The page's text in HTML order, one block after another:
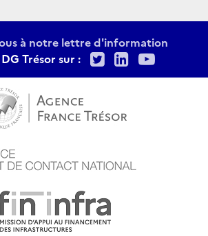
à notre lettre d'information
Trésor sur :
TwitterLinkedIn